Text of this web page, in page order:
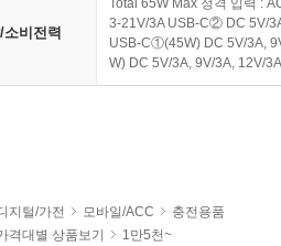
비전력
Total 65W Max 정격 입력 :
3-21V/3A USB-C② DC 5V/
USB-C①(45W) DC 5V/3A,
W) DC 5V/3A, 9V/3A, 12V/
지털/가전 모바일/ACC
충전용품
격대별 상품보기 1만5천~